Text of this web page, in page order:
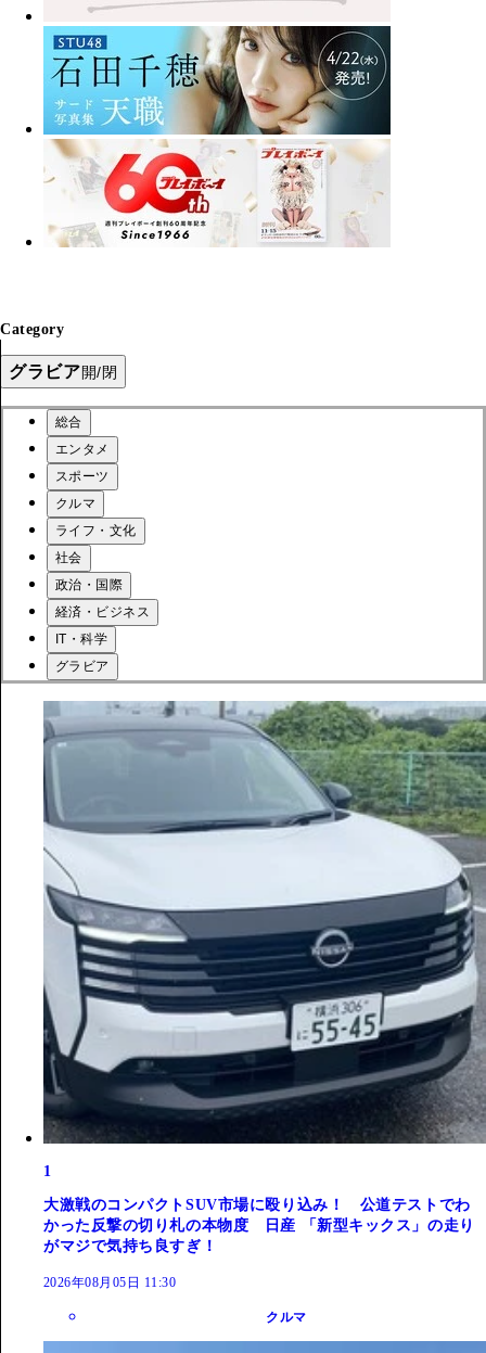
Category
グラビア開/閉
総合
エンタメ
スポーツ
クルマ
ライフ・文化
社会
政治・国際
経済・ビジネス
IT・科学
グラビア
1
大激戦のコンパクトSUV市場に殴り込み！ 公道テストでわ
かった反撃の切り札の本物度 日産 「新型キックス」の走り
がマジで気持ち良すぎ！
2026年08月05日 11:30
クルマ